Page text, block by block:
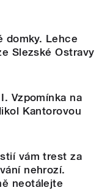
domky. Lehce
Slezské Ostravy
Vzpomínka na
Kantorovou
vám trest za
nehrozí.
neotálejte